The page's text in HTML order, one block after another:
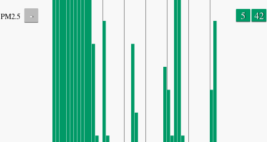
PM2.5 - 5 42